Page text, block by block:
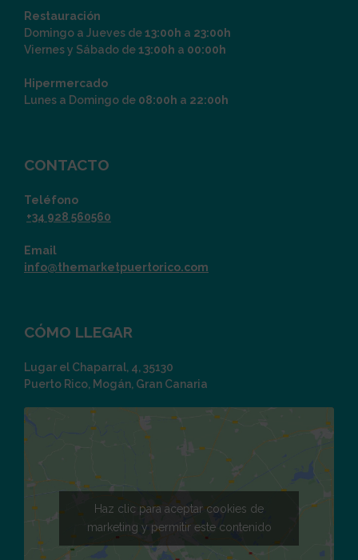
Restauración
Domingo a Jueves de13:00h a 23:00h
Viernes y Sábado de13:00h a 00:00h
Hipermercado
Lunes a Domingo de 08:00h a 22:00h
CONTACTO
Teléfono
+34 928 560560
Email
info@themarketpuertorico.com
CÓMO LLEGAR
Lugar el Chaparral, 4, 35130
Puerto Rico, Mogán, Gran Canaria
Haz clic para aceptar cookies de
marketing y permitir este contenido